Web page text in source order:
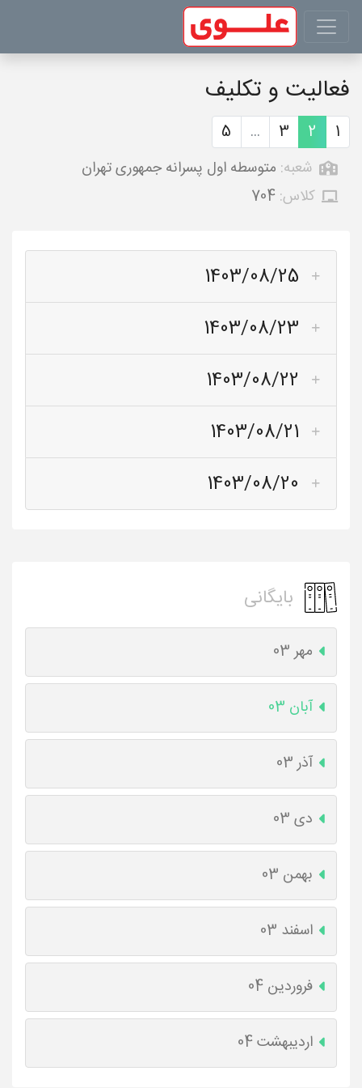
فعالیت و تکلیف
1
2
3
...
5
شعبه: متوسطه اول پسرانه جمهوری تهران
کلاس: 704
1403/08/25
1403/08/23
1403/08/22
1403/08/21
1403/08/20
بایگانی
مهر 03
آبان 03
آذر 03
دی 03
بهمن 03
اسفند 03
فروردین 04
اردیبهشت 04